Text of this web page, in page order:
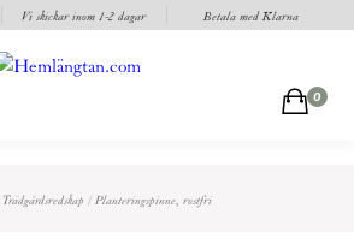
Vi skickar inom 1-2 dagar Betala med Klarna
c 0
Trädgårdsredskap / Planteringspinne, rostfri